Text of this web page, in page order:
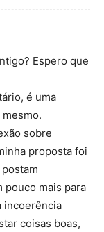
Espero que
é uma
sobre
proposta foi
pouco mais para
incoerência
coisas boas,